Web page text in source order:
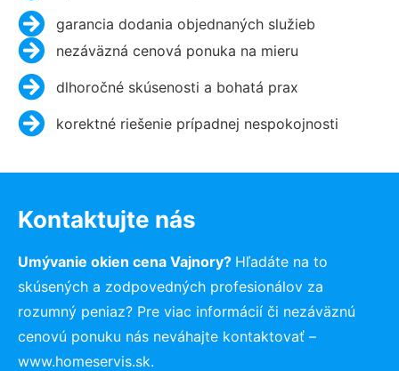
garancia dodania objednaných služieb
nezáväzná cenová ponuka na mieru
dlhoročné skúsenosti a bohatá prax
korektné riešenie prípadnej nespokojnosti
Kontaktujte nás
Umývanie okien cena Vajnory? Hľadáte na to
skúsených a zodpovedných profesionálov za
rozumný peniaz? Pre viac informácií či nezáväznú
cenovú ponuku nás neváhajte kontaktovať –
www.homeservis.sk.